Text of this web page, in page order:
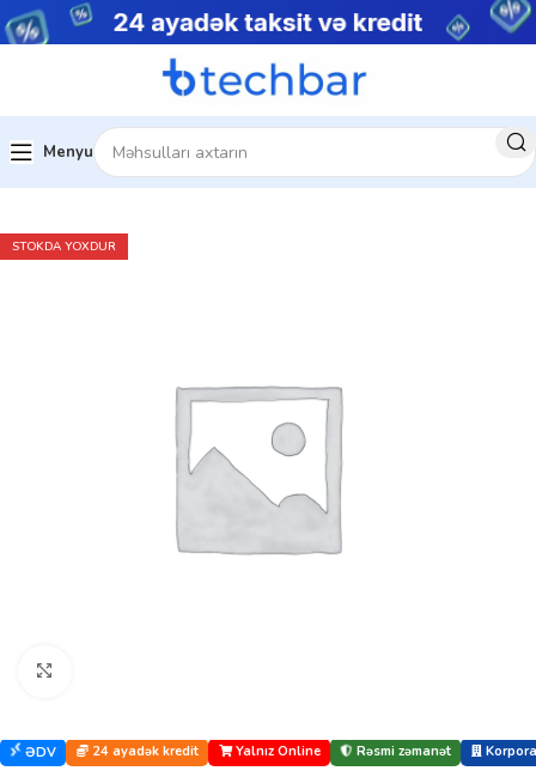
Menyu
Ev Şəbəkə avadanlıqları Injektor
STOKDA YOXDUR
ƏDV 24 ayadək kredit Yalnız Online Rəsmi zəmanət